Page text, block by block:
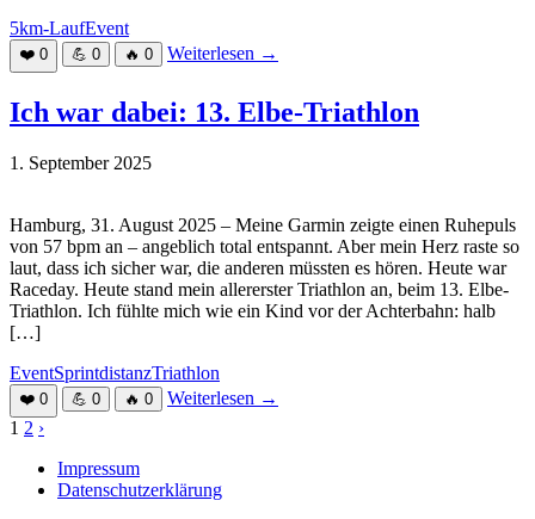
5km-LaufEvent
❤️ 0 💪 0 🔥 0 Weiterlesen →
Ich war dabei: 13. Elbe-Triathlon
1. September 2025
Hamburg, 31. August 2025 – Meine Garmin zeigte einen Ruhepuls
von 57 bpm an – angeblich total entspannt. Aber mein Herz raste so
laut, dass ich sicher war, die anderen müssten es hören. Heute war
Raceday. Heute stand mein allererster Triathlon an, beim 13. Elbe-
Triathlon. Ich fühlte mich wie ein Kind vor der Achterbahn: halb
[…]
EventSprintdistanzTriathlon
❤️ 0 💪 0 🔥 0 Weiterlesen →
Seitennummerierung
der
Beiträge
1 2 ›
Impressum
Datenschutzerklärung